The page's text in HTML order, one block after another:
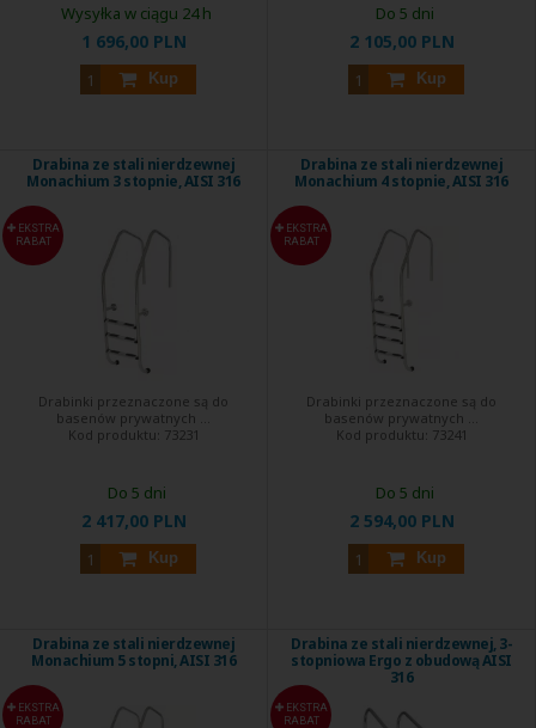
1 696,00 PLN
Kup
Wysyłka w ciągu 24 h
2 105,00 PLN
Kup
Do 5 dni
Drabina ze stali nierdzewnej
Monachium 3 stopnie, AISI 316
EKSTRA
RABAT
Drabinki przeznaczone są do
basenów prywatnych ...
Kod produktu: 73231
2 417,00 PLN
Kup
Do 5 dni
Drabina ze stali nierdzewnej
Monachium 4 stopnie, AISI 316
EKSTRA
RABAT
Drabinki przeznaczone są do
basenów prywatnych ...
Kod produktu: 73241
2 594,00 PLN
Kup
Do 5 dni
Drabina ze stali nierdzewnej
Monachium 5 stopni, AISI 316
EKSTRA
RABAT
Drabina ze stali nierdzewnej, 3-
stopniowa Ergo z obudową AISI
316
EKSTRA
RABAT